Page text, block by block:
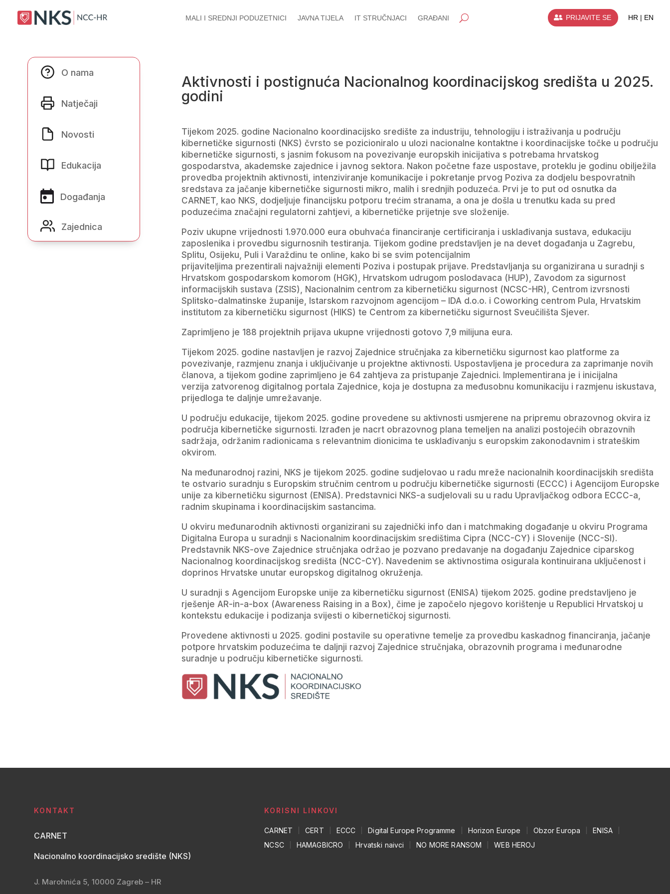
MALI I SREDNJI PODUZETNICI JAVNA TIJELA IT STRUČNJACI GRAĐANI PRIJAVITE SE HR | EN
O nama
Natječaji
Novosti
Edukacija
Događanja
Zajednica
Zajednica
Aktivnosti i postignuća Nacionalnog koordinacijskog središta u 2025.
godini
Tijekom 2025. godine Nacionalno koordinacijsko središte za industriju, tehnologiju i istraživanja u području
kibernetičke sigurnosti (NKS) čvrsto se pozicioniralo u ulozi nacionalne kontaktne i koordinacijske točke u području
kibernetičke sigurnosti, s jasnim fokusom na povezivanje europskih inicijativa s potrebama hrvatskog
gospodarstva, akademske zajednice i javnog sektora. Nakon početne faze uspostave, proteklu je godinu obilježila
provedba projektnih aktivnosti, intenziviranje komunikacije i pokretanje prvog Poziva za dodjelu bespovratnih
sredstava za jačanje kibernetičke sigurnosti mikro, malih i srednjih poduzeća. Prvi je to put od osnutka da
CARNET, kao NKS, dodjeljuje financijsku potporu trećim stranama, a ona je došla u trenutku kada su pred
poduzećima značajni regulatorni zahtjevi, a kibernetičke prijetnje sve složenije.
Poziv ukupne vrijednosti 1.970.000 eura obuhvaća financiranje certificiranja i usklađivanja sustava, edukaciju
zaposlenika i provedbu sigurnosnih testiranja. Tijekom godine predstavljen je na devet događanja u Zagrebu,
Splitu, Osijeku, Puli i Varaždinu te online, kako bi se svim potencijalnim
prijaviteljima prezentirali najvažniji elementi Poziva i postupak prijave. Predstavljanja su organizirana u suradnji s
Hrvatskom gospodarskom komorom (HGK), Hrvatskom udrugom poslodavaca (HUP), Zavodom za sigurnost
informacijskih sustava (ZSIS), Nacionalnim centrom za kibernetičku sigurnost (NCSC-HR), Centrom izvrsnosti
Splitsko-dalmatinske županije, Istarskom razvojnom agencijom – IDA d.o.o. i Coworking centrom Pula, Hrvatskim
institutom za kibernetičku sigurnost (HIKS) te Centrom za kibernetičku sigurnost Sveučilišta Sjever.
Zaprimljeno je 188 projektnih prijava ukupne vrijednosti gotovo 7,9 milijuna eura.
Tijekom 2025. godine nastavljen je razvoj Zajednice stručnjaka za kibernetičku sigurnost kao platforme za
povezivanje, razmjenu znanja i uključivanje u projektne aktivnosti. Uspostavljena je procedura za zaprimanje novih
članova, a tijekom godine zaprimljeno je 64 zahtjeva za pristupanje Zajednici. Implementirana je i inicijalna
verzija zatvorenog digitalnog portala Zajednice, koja je dostupna za međusobnu komunikaciju i razmjenu iskustava,
prijedloga te daljnje umrežavanje.
U području edukacije, tijekom 2025. godine provedene su aktivnosti usmjerene na pripremu obrazovnog okvira iz
područja kibernetičke sigurnosti. Izrađen je nacrt obrazovnog plana temeljen na analizi postojećih obrazovnih
sadržaja, održanim radionicama s relevantnim dionicima te usklađivanju s europskim zakonodavnim i strateškim
okvirom.
Na međunarodnoj razini, NKS je tijekom 2025. godine sudjelovao u radu mreže nacionalnih koordinacijskih središta
te ostvario suradnju s Europskim stručnim centrom u području kibernetičke sigurnosti (ECCC) i Agencijom Europske
unije za kibernetičku sigurnost (ENISA). Predstavnici NKS-a sudjelovali su u radu Upravljačkog odbora ECCC-a,
radnim skupinama i koordinacijskim sastancima.
U okviru međunarodnih aktivnosti organizirani su zajednički info dan i matchmaking događanje u okviru Programa
Digitalna Europa u suradnji s Nacionalnim koordinacijskim središtima Cipra (NCC-CY) i Slovenije (NCC-SI).
Predstavnik NKS-ove Zajednice stručnjaka održao je pozvano predavanje na događanju Zajednice ciparskog
Nacionalnog koordinacijskog središta (NCC-CY). Navedenim se aktivnostima osigurala kontinuirana uključenost i
doprinos Hrvatske unutar europskog digitalnog okruženja.
U suradnji s Agencijom Europske unije za kibernetičku sigurnost (ENISA) tijekom 2025. godine predstavljeno je
rješenje AR-in-a-box (Awareness Raising in a Box), čime je započelo njegovo korištenje u Republici Hrvatskoj u
kontekstu edukacije i podizanja svijesti o kibernetičkoj sigurnosti.
Provedene aktivnosti u 2025. godini postavile su operativne temelje za provedbu kaskadnog financiranja, jačanje
potpore hrvatskim poduzećima te daljnji razvoj Zajednice stručnjaka, obrazovnih programa i međunarodne
suradnje u području kibernetičke sigurnosti.
KONTAKT
CARNET
Nacionalno koordinacijsko središte (NKS)
J. Marohnića 5, 10000 Zagreb – HR
KORISNI LINKOVI
CARNET CERT ECCC Digital Europe Programme Horizon Europe Obzor Europa ENISA
NCSC HAMAGBICRO Hrvatski naivci NO MORE RANSOM WEB HEROJ